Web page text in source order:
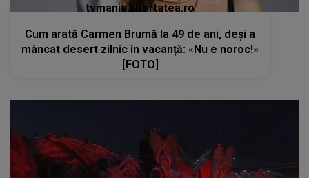
tvmania.libertatea.ro
Cum arată Carmen Brumă la 49 de ani, deși a
mâncat desert zilnic în vacanță: «Nu e noroc!»
[FOTO]